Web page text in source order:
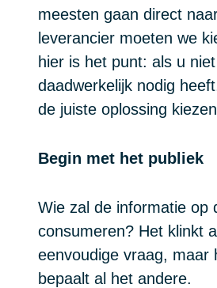
meesten gaan direct
leverancier moeten we
hier is het punt: als u
daadwerkelijk nodig
de juiste oplossing
Begin met het publiek
Wie zal de informatie op
consumeren? Het klinkt
eenvoudige vraag, maar
bepaalt al het andere.